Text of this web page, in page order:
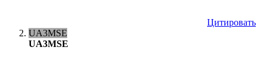
Цитировать
UA3MSE
UA3MSE